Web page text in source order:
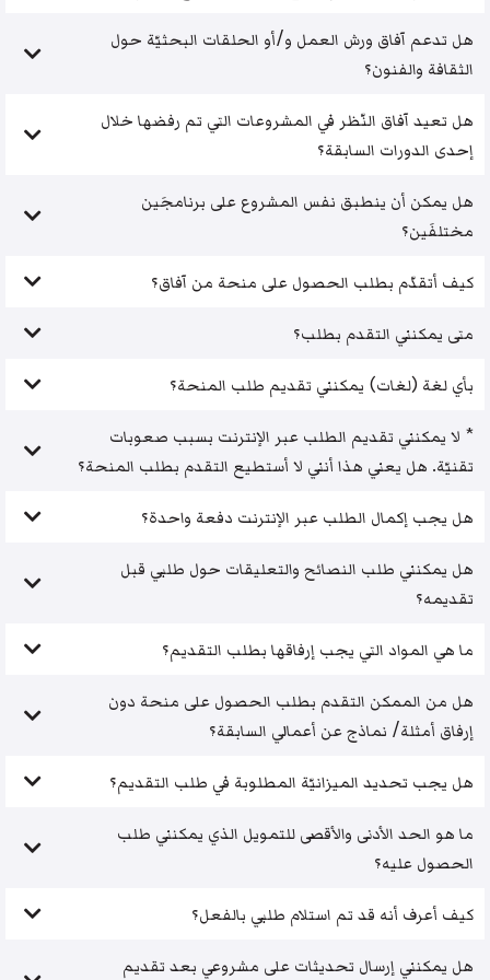
هل تدعم آفاق ورش العمل و/أو الحلقات البحثيّة حول
الثقافة والفنون؟
هل تعيد آفاق النّظر في المشروعات التي تم رفضها خلال
إحدى الدورات السابقة؟
هل يمكن أن ينطبق نفس المشروع على برنامجَين
مختلفَين؟
كيف أتقدّم بطلب الحصول على منحة من آفاق؟
متى يمكنني التقدم بطلب؟
بأي لغة (لغات) يمكنني تقديم طلب المنحة؟
* لا يمكنني تقديم الطلب عبر الإنترنت بسبب صعوبات
تقنيّة. هل يعني هذا أنني لا أستطيع التقدم بطلب المنحة؟
هل يجب إكمال الطلب عبر الإنترنت دفعة واحدة؟
هل يمكنني طلب النصائح والتعليقات حول طلبي قبل
تقديمه؟
ما هي المواد التي يجب إرفاقها بطلب التقديم؟
هل من الممكن التقدم بطلب الحصول على منحة دون
إرفاق أمثلة/ نماذج عن أعمالي السابقة؟
هل يجب تحديد الميزانيّة المطلوبة في طلب التقديم؟
ما هو الحد الأدنى والأقصى للتمويل الذي يمكنني طلب
الحصول عليه؟
كيف أعرف أنه قد تم استلام طلبي بالفعل؟
هل يمكنني إرسال تحديثات على مشروعي بعد تقديم